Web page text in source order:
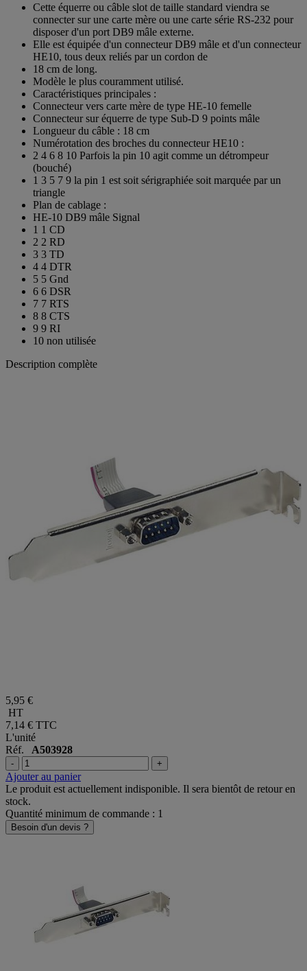
Cette équerre ou câble slot de taille standard viendra se
connecter sur une carte mère ou une carte série RS-232 pour
disposer d'un port DB9 mâle externe.
Elle est équipée d'un connecteur DB9 mâle et d'un connecteur
HE10, tous deux reliés par un cordon de
18 cm de long.
Modèle le plus couramment utilisé.
Caractéristiques principales :
Connecteur vers carte mère de type HE-10 femelle
Connecteur sur équerre de type Sub-D 9 points mâle
Longueur du câble : 18 cm
Numérotation des broches du connecteur HE10 :
2 4 6 8 10 Parfois la pin 10 agit comme un détrompeur
(bouché)
1 3 5 7 9 la pin 1 est soit sérigraphiée soit marquée par un
triangle
Plan de cablage :
HE-10 DB9 mâle Signal
1 1 CD
2 2 RD
3 3 TD
4 4 DTR
5 5 Gnd
6 6 DSR
7 7 RTS
8 8 CTS
9 9 RI
10 non utilisée
Description complète
5,95 €
HT
7,14 € TTC
L'unité
Réf. A503928
- +
Ajouter au panier
Le produit est actuellement indisponible. Il sera bientôt de retour en
stock.
Quantité minimum de commande : 1
Besoin d'un devis ?